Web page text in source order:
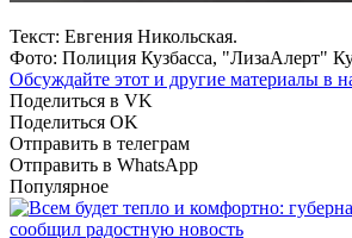
Текст: Евгения Никольская.
Фото: Полиция Кузбасса, "ЛизаАлерт"
Обсуждайте этот и другие материалы в
Поделиться в VK
Поделиться OK
Отправить в телеграм
Отправить в WhatsApp
Популярное